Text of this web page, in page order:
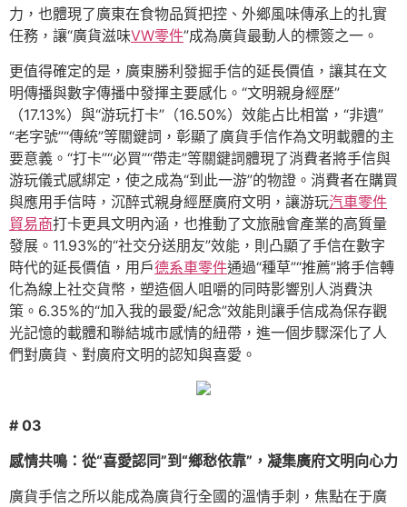
力，也體現了廣東在食物品質把控、外鄉風味傳承上的扎實
任務，讓“廣貨滋味VW零件”成為廣貨最動人的標簽之一。
更值得確定的是，廣東勝利發掘手信的延長價值，讓其在文
明傳播與數字傳播中發揮主要感化。“文明親身經歷”
（17.13%）與“游玩打卡”（16.50%）效能占比相當，“非遺”
“老字號”“傳統”等關鍵詞，彰顯了廣貨手信作為文明載體的主
要意義。“打卡”“必買”“帶走”等關鍵詞體現了消費者將手信與
游玩儀式感綁定，使之成為“到此一游”的物證。消費者在購買
與應用手信時，沉醉式親身經歷廣府文明，讓游玩汽車零件
貿易商打卡更具文明內涵，也推動了文旅融會產業的高質量
發展。11.93%的“社交分送朋友”效能，則凸顯了手信在數字
時代的延長價值，用戶德系車零件通過“種草”“推薦”將手信轉
化為線上社交貨幣，塑造個人咀嚼的同時影響別人消費決
策。6.35%的“加入我的最愛/紀念”效能則讓手信成為保存觀
光記憶的載體和聯結城市感情的紐帶，進一個步驟深化了人
們對廣貨、對廣府文明的認知與喜愛。
# 03
感情共鳴：從“喜愛認同”到“鄉愁依靠”，凝集廣府文明向心力
廣貨手信之所以能成為廣貨行全國的溫情手刺，焦點在于廣